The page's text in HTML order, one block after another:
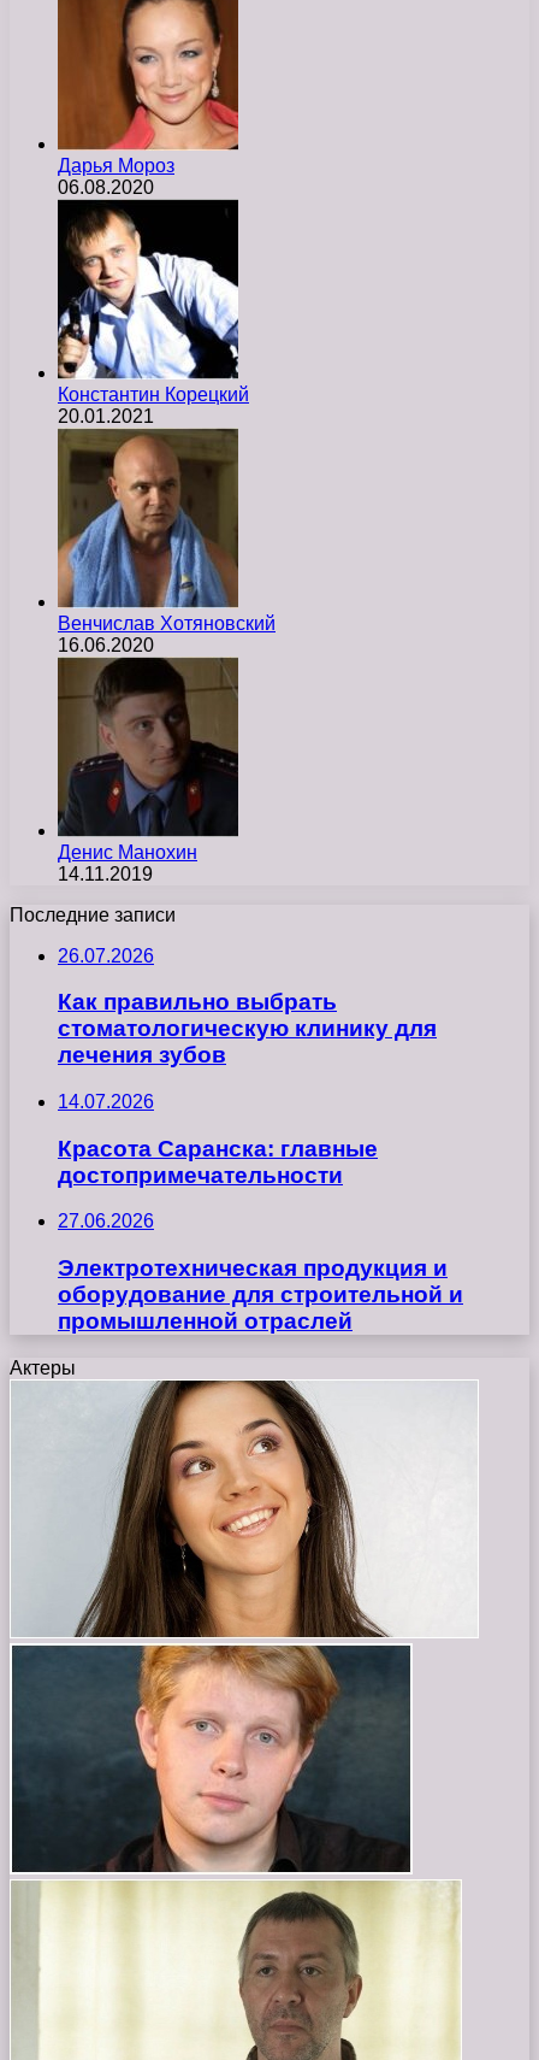
Дарья Мороз
06.08.2020
Константин Корецкий
20.01.2021
Венчислав Хотяновский
16.06.2020
Денис Манохин
14.11.2019
Последние записи
26.07.2026
Как правильно выбрать
стоматологическую клинику для
лечения зубов
14.07.2026
Красота Саранска: главные
достопримечательности
27.06.2026
Электротехническая продукция и
оборудование для строительной и
промышленной отраслей
Актеры